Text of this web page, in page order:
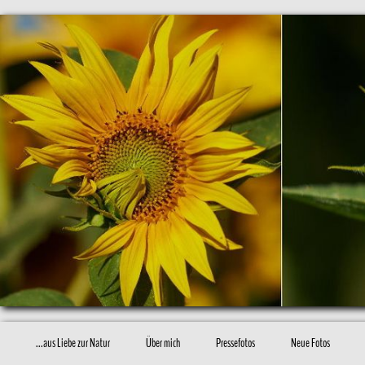
...aus Liebe zur Natur Über mich Pressefotos Neue Fotos